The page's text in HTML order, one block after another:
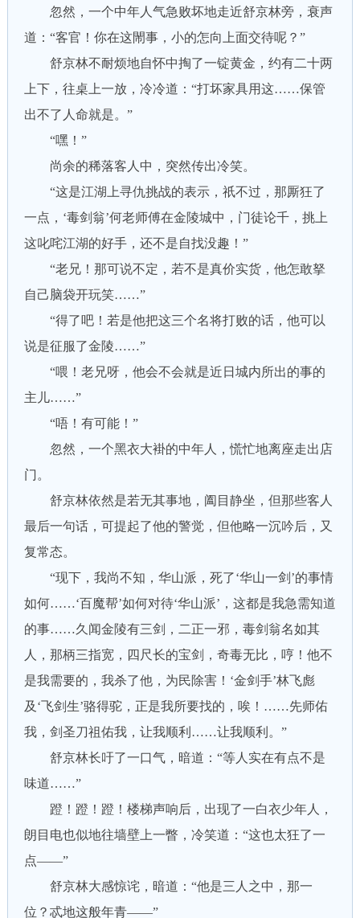
忽然，一个中年人气急败坏地走近舒京林旁，衰声
道：“客官！你在这閙事，小的怎向上面交待呢？”
舒京林不耐烦地自怀中掏了一锭黄金，约有二十两
上下，往桌上一放，冷冷道：“打坏家具用这……保管
出不了人命就是。”
“嘿！”
尚余的稀落客人中，突然传出冷笑。
“这是江湖上寻仇挑战的表示，祇不过，那厮狂了
一点，‘毒剑翁’何老师傅在金陵城中，门徒论千，挑上
这叱咤江湖的好手，还不是自找没趣！”
“老兄！那可说不定，若不是真价实货，他怎敢拏
自己脑袋开玩笑……”
“得了吧！若是他把这三个名将打败的话，他可以
说是征服了金陵……”
“喂！老兄呀，他会不会就是近日城内所出的事的
主儿……”
“唔！有可能！”
忽然，一个黑衣大褂的中年人，慌忙地离座走出店
门。
舒京林依然是若无其事地，阖目静坐，但那些客人
最后一句话，可提起了他的警觉，但他略一沉吟后，又
复常态。
“现下，我尚不知，华山派，死了‘华山一剑’的事情
如何……‘百魔帮’如何对待‘华山派’，这都是我急需知道
的事……久闻金陵有三剑，二正一邪，毒剑翁名如其
人，那柄三指宽，四尺长的宝剑，奇毒无比，哼！他不
是我需要的，我杀了他，为民除害！‘金剑手’林飞彪
及‘飞剑生’骆得驼，正是我所要找的，唉！……先师佑
我，剑圣刀祖佑我，让我顺利……让我顺利。”
舒京林长吁了一口气，暗道：“等人实在有点不是
味道……”
蹬！蹬！蹬！楼梯声响后，出现了一白衣少年人，
朗目电也似地往墙壁上一瞥，冷笑道：“这也太狂了一
点——”
舒京林大感惊诧，暗道：“他是三人之中，那一
位？忒地这般年青——”